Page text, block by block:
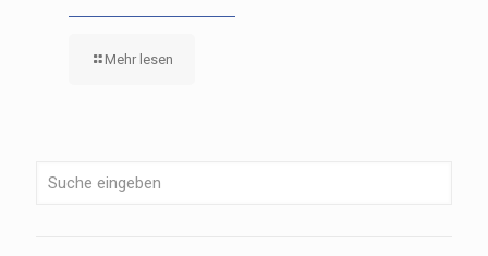
Mehr lesen